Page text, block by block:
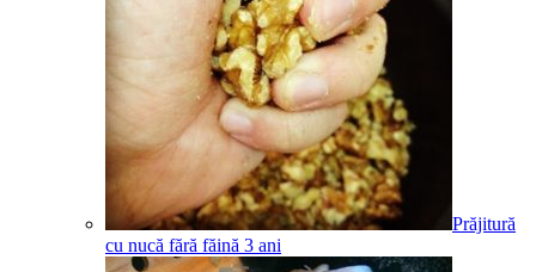
Prăjitură
cu nucă fără făină 3 ani